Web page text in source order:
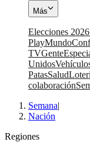
Más
Elecciones 2026
PlayMundo
TVGente
Unidos
PatasSalud
colaboración
Semana|
Nación
Regiones